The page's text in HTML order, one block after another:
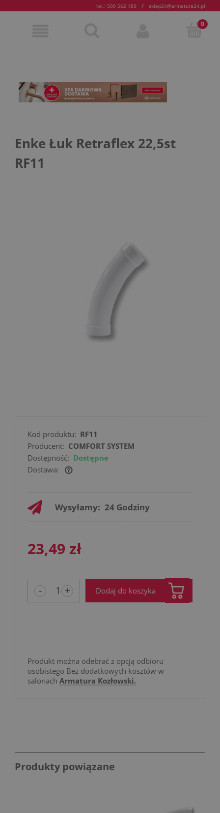
tel.: 500 562 180 / sklep24@armatura24.pl
Enke Łuk Retraflex 22,5st
RF11
Kod produktu: RF11
Producent: COMFORT SYSTEM
Dostępność: Dostępne
Dostawa:
Cena nie zawiera ewentualnych kosztów
Wysyłamy: 24 Godziny
23,49 zł
- + Dodaj do koszyka
Produkt można odebrać z opcją odbioru
osobistego Bez dodatkowych kosztów w
salonach Armatura Kozłowski.
Produkty powiązane